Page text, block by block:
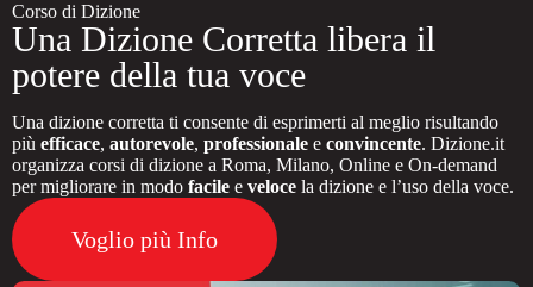
Corso di Dizione
Una Dizione Corretta libera il
potere della tua voce
Una dizione corretta ti consente di esprimerti al meglio risultando
più efficace, autorevole, professionale e convincente. Dizione.it
organizza corsi di dizione a Roma, Milano, Online e On-demand
per migliorare in modo facile e veloce la dizione e l’uso della voce.
Voglio più Info